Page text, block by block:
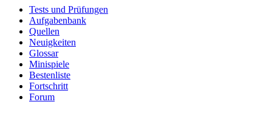
Tests und Prüfungen
Aufgabenbank
Quellen
Neuigkeiten
Glossar
Minispiele
Bestenliste
Fortschritt
Forum